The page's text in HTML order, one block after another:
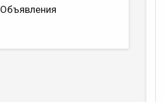
Объявления